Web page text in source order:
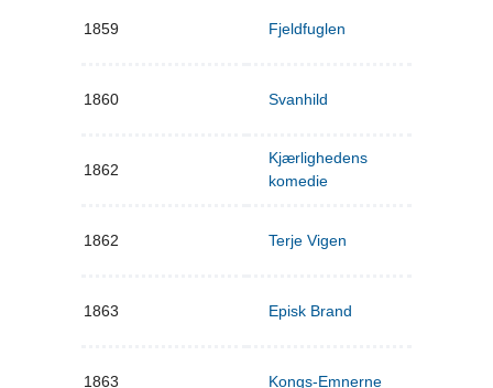
1859 Fjeldfuglen
1860 Svanhild
1862
Kjærlighedens
komedie
1862 Terje Vigen
1863 Episk Brand
1863 Kongs-Emnerne